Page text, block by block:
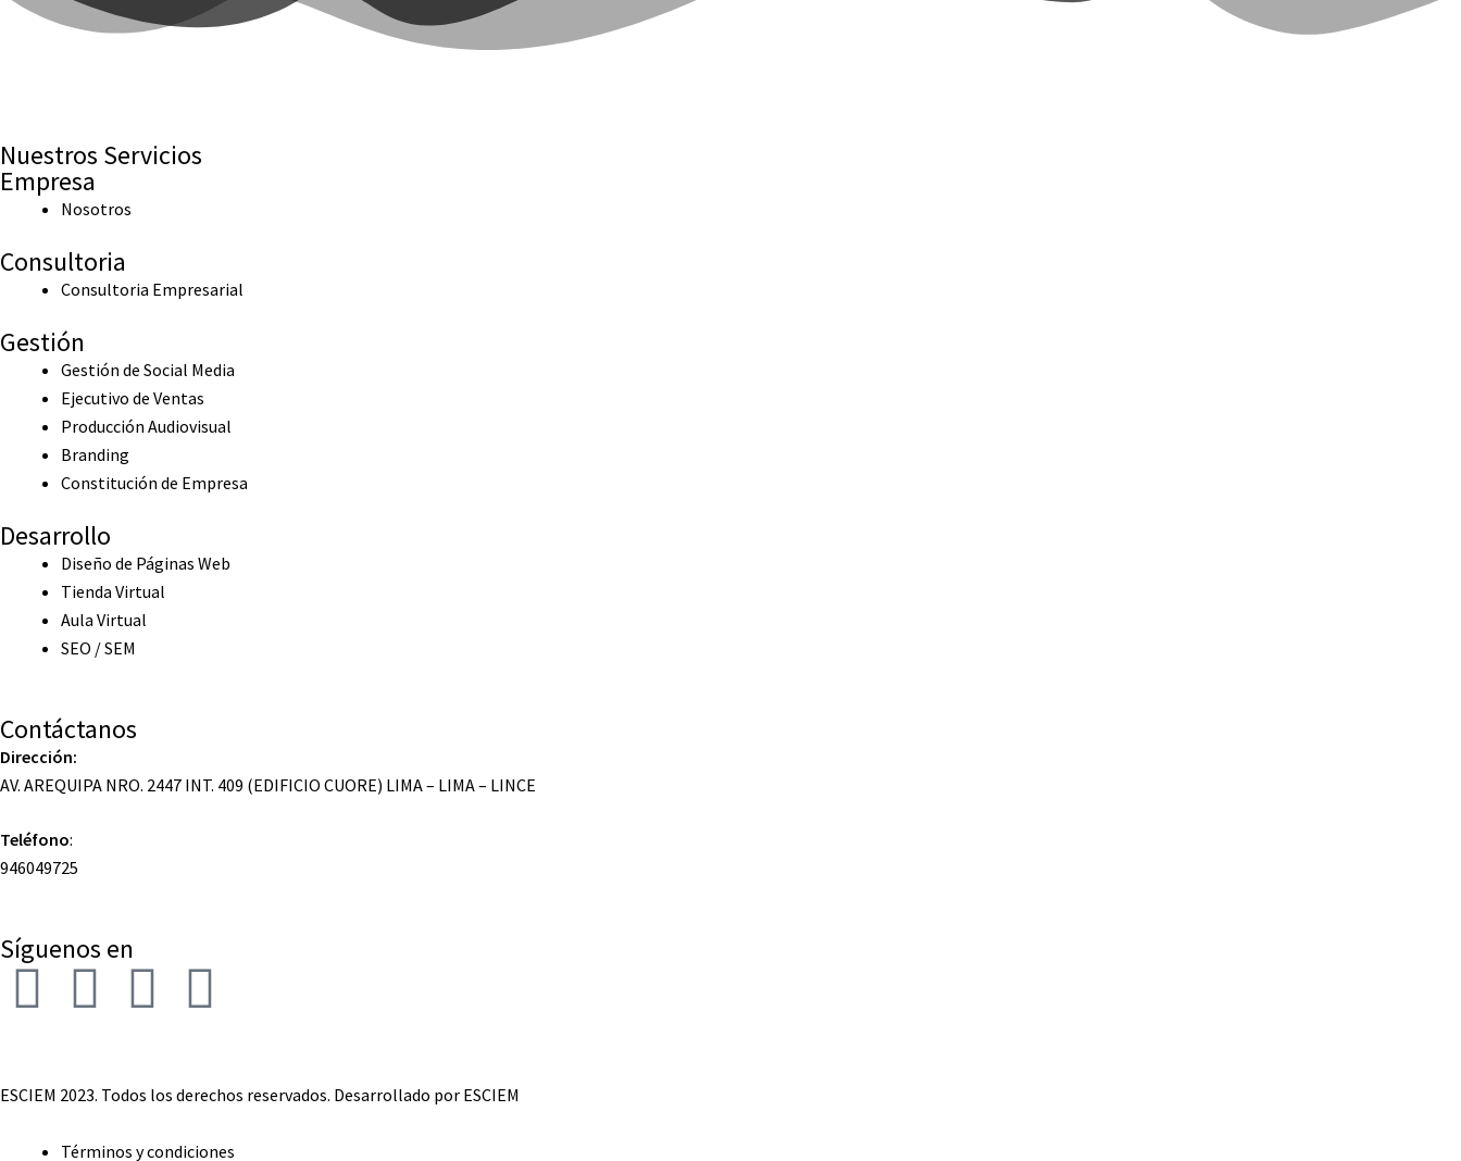
Nuestros Servicios
Empresa
Nosotros
Consultoria
Consultoria Empresarial
Gestión
Gestión de Social Media
Ejecutivo de Ventas
Producción Audiovisual
Branding
Constitución de Empresa
Desarrollo
Diseño de Páginas Web
Tienda Virtual
Aula Virtual
SEO / SEM
Contáctanos
Dirección:
AV. AREQUIPA NRO. 2447 INT. 409 (EDIFICIO CUORE) LIMA – LIMA – LINCE
Teléfono:
946049725
Síguenos en
ESCIEM 2023. Todos los derechos reservados. Desarrollado por ESCIEM
Términos y condiciones